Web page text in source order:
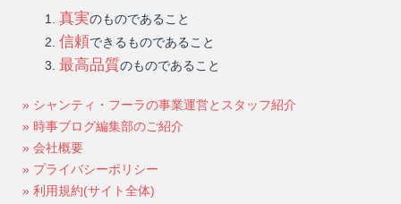
真実のものであること
信頼できるものであること
最高品質のものであること
» シャンティ・フーラの事業運営とスタッフ紹介
» 時事ブログ編集部のご紹介
» 会社概要
» プライバシーポリシー
» 利用規約(サイト全体)